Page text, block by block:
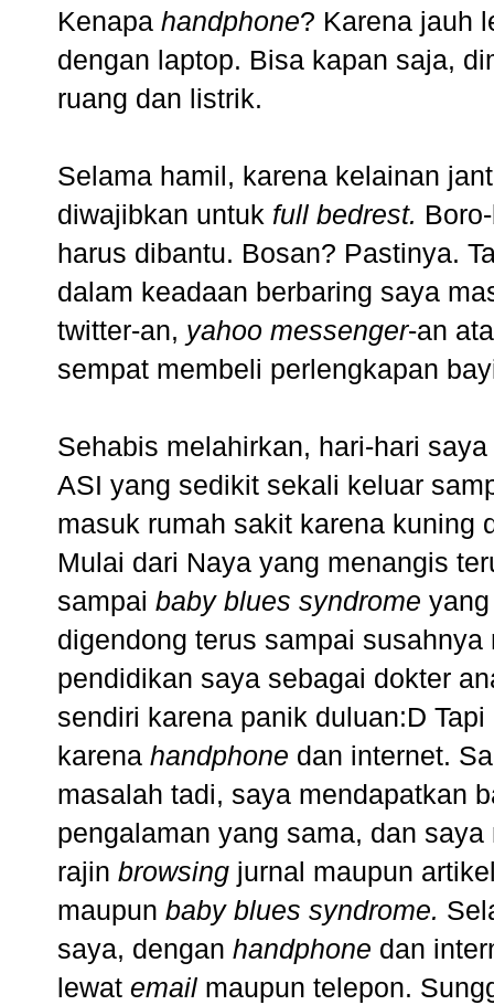
Kenapa handphone? Karena jauh
dengan laptop. Bisa kapan saja,
ruang dan listrik.
Selama hamil, karena kelainan
diwajibkan untuk full bedrest.
harus dibantu. Bosan? Pastinya.
dalam keadaan berbaring saya
twitter-an, yahoo messenger-an
sempat membeli perlengkapan
Sehabis melahirkan, hari-hari
ASI yang sedikit sekali keluar
masuk rumah sakit karena kuning
Mulai dari Naya yang menangis
sampai baby blues syndrome
digendong terus sampai
pendidikan saya sebagai dokter
sendiri karena panik duluan:D
karena handphone dan internet.
masalah tadi, saya mendapatkan
pengalaman yang sama, dan
rajin browsing jurnal maupun
maupun baby blues syndrome.
saya, dengan handphone dan
lewat email maupun telepon.